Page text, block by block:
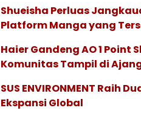
Shueisha Perluas
Platform Manga yang
Haier Gandeng AO 1 Point
Komunitas Tampil di
SUS ENVIRONMENT Raih
Ekspansi Global